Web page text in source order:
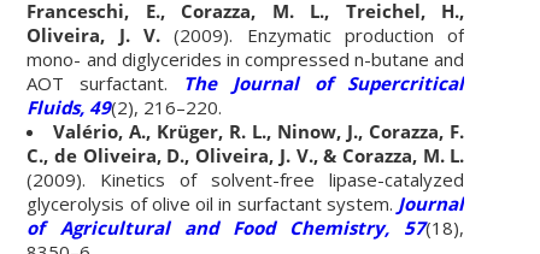
Franceschi, E., Corazza, M. L., Treichel, H.,
Oliveira, J. V.(2009). Enzymatic production of
mono- and diglycerides in compressed n-butane and
AOT surfactant.
The Journal of Supercritical
Fluids, 49(2), 216–220.
Valério, A., Krüger, R. L., Ninow, J., Corazza, F.
C., de Oliveira, D., Oliveira, J. V., & Corazza, M. L.
(2009). Kinetics of solvent-free lipase-catalyzed
glycerolysis of olive oil in surfactant system. Journal
of Agricultural and Food Chemistry, 57(18),